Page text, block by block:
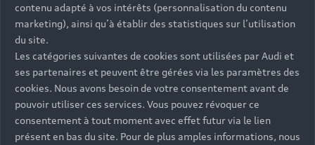
contenu adapté à vos intérêts (personnalisation du contenu
marketing), ainsi qu’à établir des statistiques sur l’utilisation
du site.
Les catégories suivantes de cookies sont utilisées par Audi et
ses partenaires et peuvent être gérées via les paramètres des
cookies. Nous avons besoin de votre consentement avant de
pouvoir utiliser ces services. Vous pouvez révoquer ce
consentement à tout moment avec effet futur via le lien
présent en bas du site. Pour de plus amples informations, nous